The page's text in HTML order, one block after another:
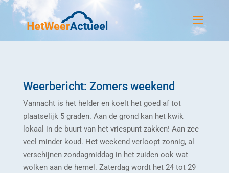
Weerbericht: Zomers weekend
Vannacht is het helder en koelt het goed af tot
plaatselijk 5 graden. Aan de grond kan het kwik
lokaal in de buurt van het vriespunt zakken! Aan zee
veel minder koud. Het weekend verloopt zonnig, al
verschijnen zondagmiddag in het zuiden ook wat
wolken aan de hemel. Zaterdag wordt het 24 tot 29